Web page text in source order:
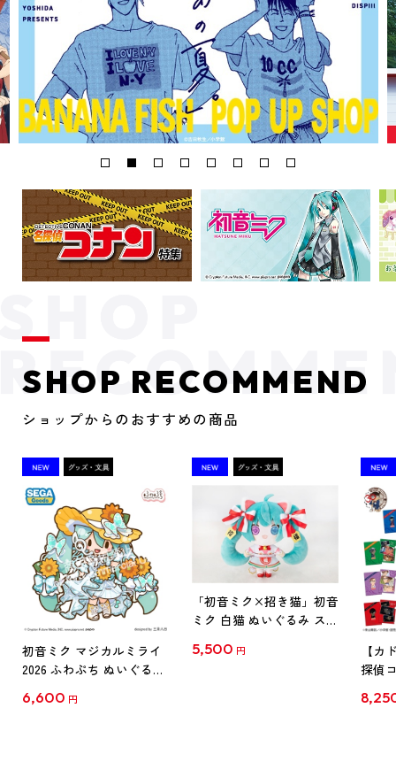
SHOP RECOMMEND
ショップからのおすすめの商品
初音ミク マジカルミライ
2026 ふわぷち ぬいぐるみ
6,600 円
「初音ミク×招き猫」初音
ミク 白猫 ぬいぐるみ スタ
5,500 円
【カ
探偵
クリ